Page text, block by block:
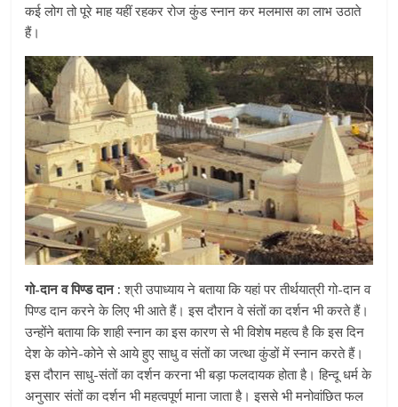
कई लोग तो पूरे माह यहीं रहकर रोज कुंड स्नान कर मलमास का लाभ उठाते
हैं।
गो-दान व पिण्ड दान : श्री उपाध्याय ने बताया कि यहां पर तीर्थयात्री गो-दान व
पिण्ड दान करने के लिए भी आते हैं। इस दौरान वे संतों का दर्शन भी करते हैं।
उन्होंने बताया कि शाही स्नान का इस कारण से भी विशेष महत्व है कि इस दिन
देश के कोने-कोने से आये हुए साधु व संतों का जत्था कुंडों में स्नान करते हैं।
इस दौरान साधु-संतों का दर्शन करना भी बड़ा फलदायक होता है। हिन्दू धर्म के
अनुसार संतों का दर्शन भी महत्वपूर्ण माना जाता है। इससे भी मनोवांछित फल